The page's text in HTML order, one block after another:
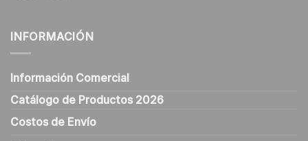
INFORMACIÓN
Información Comercial
Catálogo de Productos 2026
Costos de Envío